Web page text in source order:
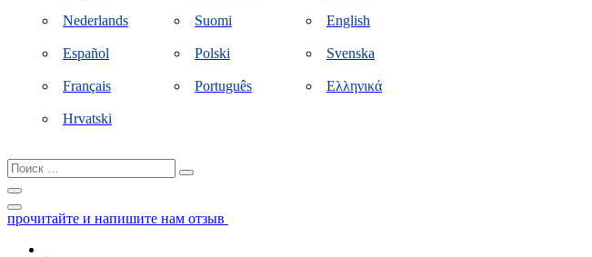
Nederlands Suomi English
Español Polski Svenska
Français Português Ελληνικά
Hrvatski
Поиск
…
прочитайте и напишите нам отзыв